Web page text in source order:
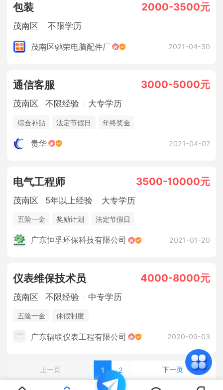
包装 2000-3500元
茂南区 不限学历
茂南区驰荣电脑配件厂 2021-04-30
通信客服 3000-5000元
茂南区 不限经验 大专学历
综合补贴 法定节假日 年终奖金
贵华 2021-04-07
电气工程师 3500-10000元
茂南区 5年以上经验 大专学历
五险一金 奖励计划 法定节假日
广东恒孚环保科技有限公司 2021-01-20
仪表维保技术员 4000-8000元
茂南区 不限经验 中专学历
五险一金 休假制度
广东辐联仪表工程有限公司 2020-09-03
上一页 1 2 下一页